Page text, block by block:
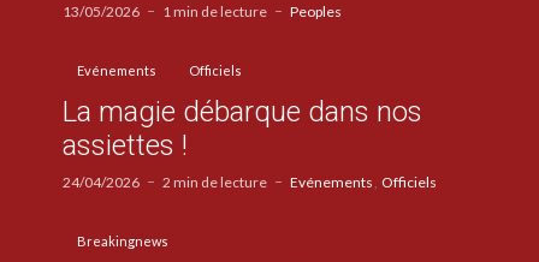
13/05/2026 1 min de lecture Peoples
Evénements Officiels
La magie débarque dans nos
assiettes !
24/04/2026 2 min de lecture Evénements Officiels
Breakingnews